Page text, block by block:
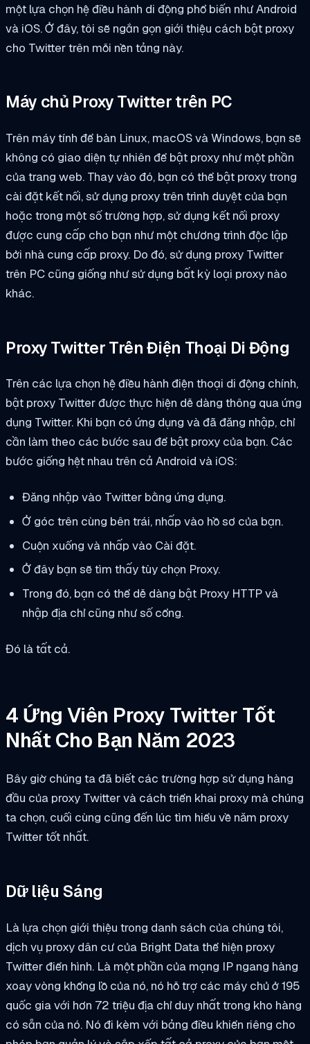
một lựa chọn hệ điều hành di động phổ biến như Android
và iOS. Ở đây, tôi sẽ ngắn gọn giới thiệu cách bật proxy
cho Twitter trên mỗi nền tảng này.
Máy chủ Proxy Twitter trên PC
Trên máy tính để bàn Linux, macOS và Windows, bạn sẽ
không có giao diện tự nhiên để bật proxy như một phần
của trang web. Thay vào đó, bạn có thể bật proxy trong
cài đặt kết nối, sử dụng proxy trên trình duyệt của bạn
hoặc trong một số trường hợp, sử dụng kết nối proxy
được cung cấp cho bạn như một chương trình độc lập
bởi nhà cung cấp proxy. Do đó, sử dụng proxy Twitter
trên PC cũng giống như sử dụng bất kỳ loại proxy nào
khác.
Proxy Twitter Trên Điện Thoại Di Động
Trên các lựa chọn hệ điều hành điện thoại di động chính,
bật proxy Twitter được thực hiện dễ dàng thông qua ứng
dụng Twitter. Khi bạn có ứng dụng và đã đăng nhập, chỉ
cần làm theo các bước sau để bật proxy của bạn. Các
bước giống hệt nhau trên cả Android và iOS:
Đăng nhập vào Twitter bằng ứng dụng.
Ở góc trên cùng bên trái, nhấp vào hồ sơ của bạn.
Cuộn xuống và nhấp vào Cài đặt.
Ở đây bạn sẽ tìm thấy tùy chọn Proxy.
Trong đó, bạn có thể dễ dàng bật Proxy HTTP và
nhập địa chỉ cũng như số cổng.
Đó là tất cả.
4 Ứng Viên Proxy Twitter Tốt
Nhất Cho Bạn Năm 2023
Bây giờ chúng ta đã biết các trường hợp sử dụng hàng
đầu của proxy Twitter và cách triển khai proxy mà chúng
ta chọn, cuối cùng cũng đến lúc tìm hiểu về năm proxy
Twitter tốt nhất.
Dữ liệu Sáng
Là lựa chọn giới thiệu trong danh sách của chúng tôi,
dịch vụ proxy dân cư của Bright Data thể hiện proxy
Twitter điển hình. Là một phần của mạng IP ngang hàng
xoay vòng khổng lồ của nó, nó hỗ trợ các máy chủ ở 195
quốc gia với hơn 72 triệu địa chỉ duy nhất trong kho hàng
có sẵn của nó. Nó đi kèm với bảng điều khiển riêng cho